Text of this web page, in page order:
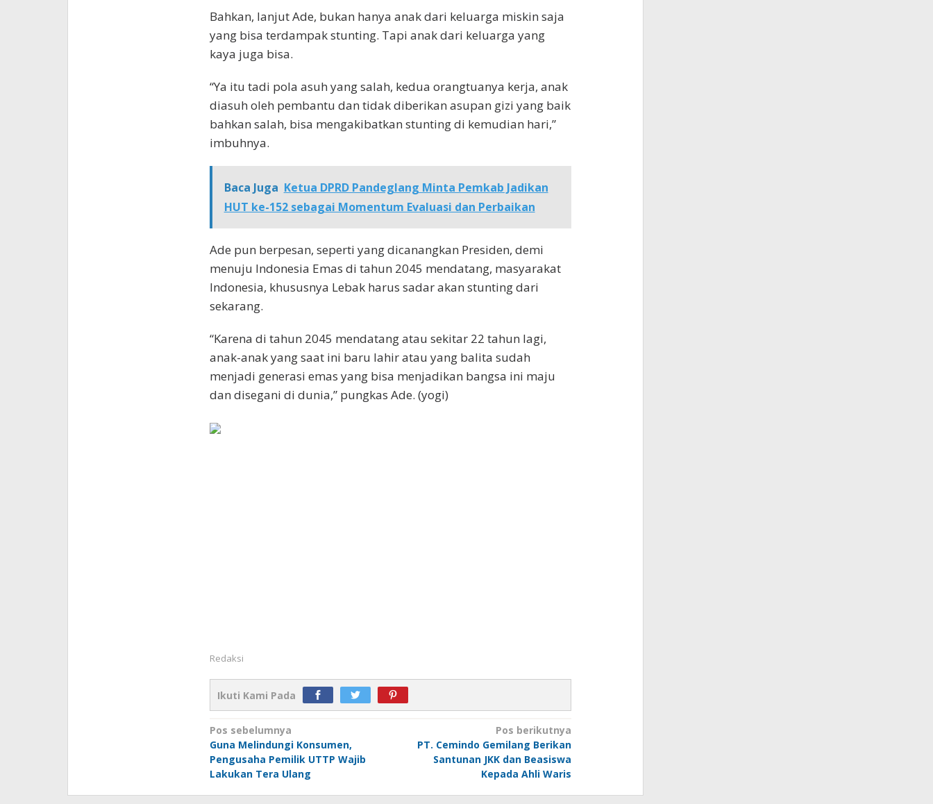
Bahkan, lanjut Ade, bukan hanya anak dari keluarga miskin saja
yang bisa terdampak stunting. Tapi anak dari keluarga yang
kaya juga bisa.
“Ya itu tadi pola asuh yang salah, kedua orangtuanya kerja, anak
diasuh oleh pembantu dan tidak diberikan asupan gizi yang baik
bahkan salah, bisa mengakibatkan stunting di kemudian hari,”
imbuhnya.
Baca Juga Ketua DPRD Pandeglang Minta Pemkab Jadikan
HUT ke-152 sebagai Momentum Evaluasi dan Perbaikan
Ade pun berpesan, seperti yang dicanangkan Presiden, demi
menuju Indonesia Emas di tahun 2045 mendatang, masyarakat
Indonesia, khususnya Lebak harus sadar akan stunting dari
sekarang.
“Karena di tahun 2045 mendatang atau sekitar 22 tahun lagi,
anak-anak yang saat ini baru lahir atau yang balita sudah
menjadi generasi emas yang bisa menjadikan bangsa ini maju
dan disegani di dunia,” pungkas Ade. (yogi)
Redaksi
Ikuti Kami Pada
Navigasi
pos
Pos sebelumnya
Guna Melindungi Konsumen,
Pengusaha Pemilik UTTP Wajib
Lakukan Tera Ulang
Pos berikutnya
PT. Cemindo Gemilang Berikan
Santunan JKK dan Beasiswa
Kepada Ahli Waris